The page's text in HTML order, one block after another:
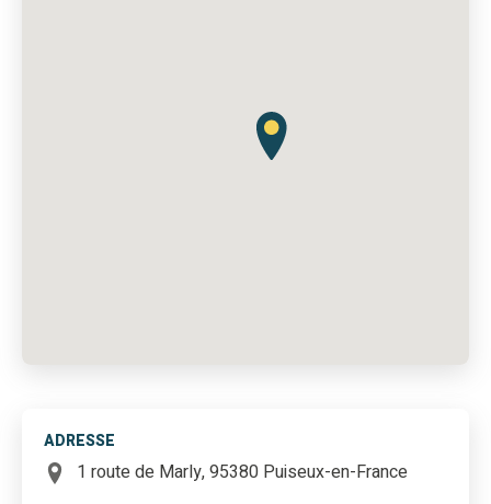
ADRESSE
1 route de Marly, 95380 Puiseux-en-France